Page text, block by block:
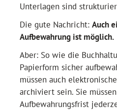
Unterlagen sind
Die gute Nachricht: Auch
Aufbewahrung ist möglich.
Aber: So wie die
Papierform sicher
müssen auch
archiviert sein. Sie
Aufbewahrungsfrist